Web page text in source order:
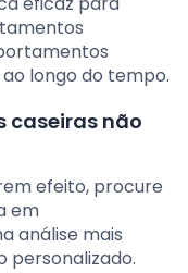
longo do tempo.
caseiras não
efeito, procure
em
análise mais